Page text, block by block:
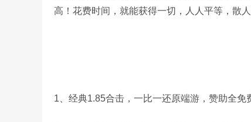
高！花费时间，就能获得一切，人人平等，散人
1、经典1.85合击，一比一还原端游，赞助全免